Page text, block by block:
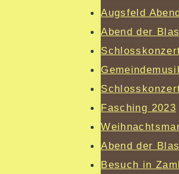
Augsfeld
Abend der
Fasching 2023
Abend der
Besuch in